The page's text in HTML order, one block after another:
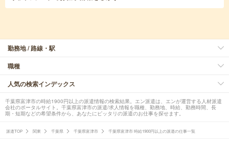
勤務地 / 路線・駅
職種
人気の検索インデックス
千葉県富津市の時給1900円以上の派遣情報の検索結果。エン派遣は、エンが運営する人材派遣
会社のポータルサイト。千葉県富津市の派遣/求人情報を職種、勤務地、時給、勤務時間、長
期・短期などの希望条件から、あなたにピッタリの派遣のお仕事を探せます。
派遣TOP 関東 千葉県 千葉県富津市 千葉県富津市 時給1900円以上の派遣の仕事一覧